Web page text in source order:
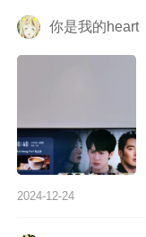
你是我的heart
2024-12-24